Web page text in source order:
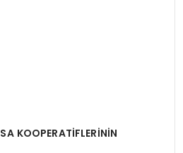
KOOPERATİFLERİNİN